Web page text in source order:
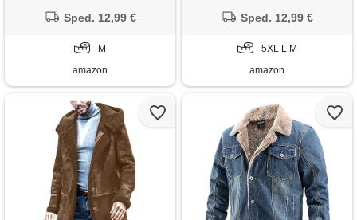
montone cappotti in morbida
invernale in ecopelle
Sped. 12,99 €
M
amazon
montone cappotti in morbida
invernale in ecopelle
Sped. 12,99 €
5XL L M
amazon